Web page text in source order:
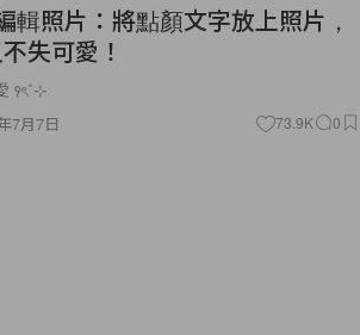
輯照片：將點顏文字放上照片，
失可愛！
꣑ৎ˚⊹
7月7日 73.9K 0